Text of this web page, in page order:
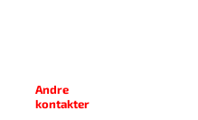
Andre
kontakter